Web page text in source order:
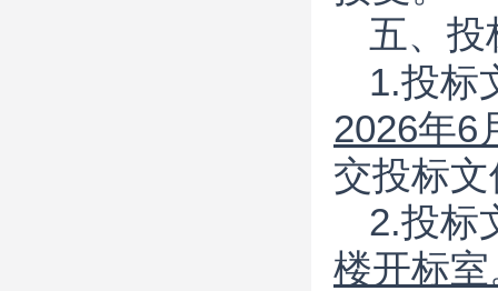
五、投
1.投标
2026年6
交投标
2.投标
楼开标室